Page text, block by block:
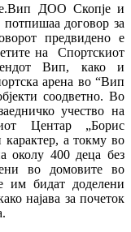
ДОО Скопје и
договор за
предвидено е
на Спортскиот
Вип, како и
арена во “Вип
соодветно. Во
учество на
Центар „Борис
карактер, а токму во
околу 400 деца без
во домовите во
им бидат доделени
најава за почеток